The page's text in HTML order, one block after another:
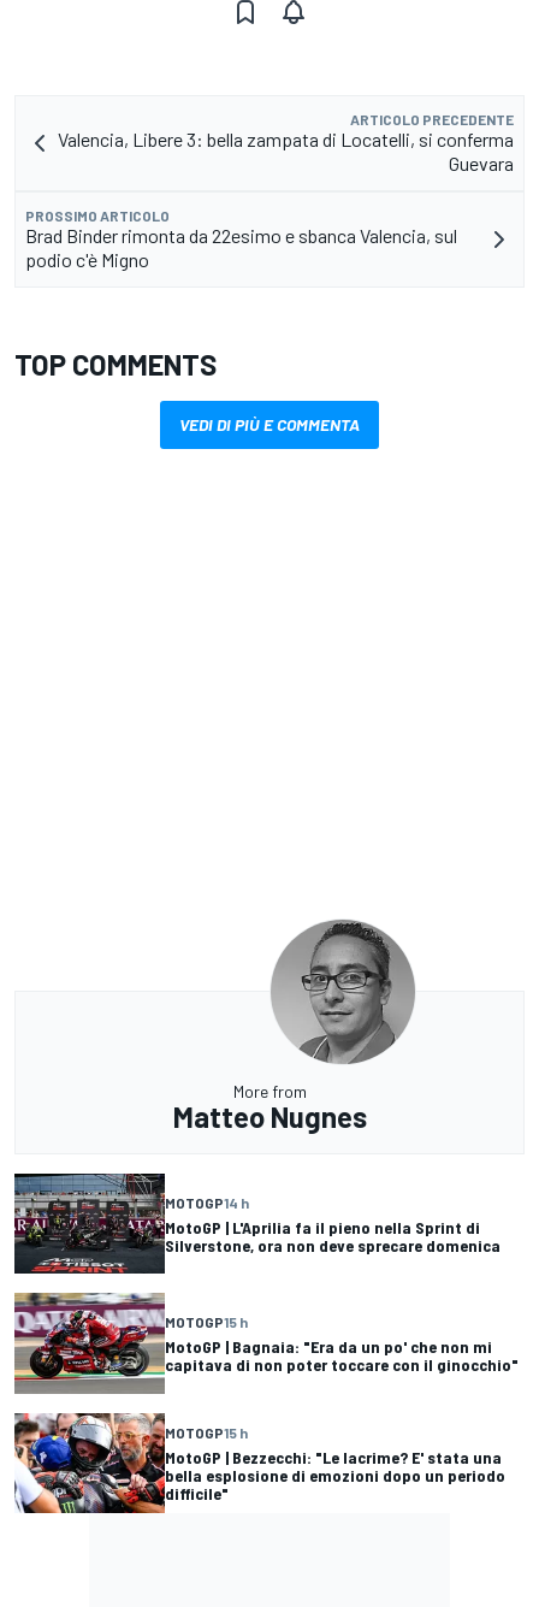
ARTICOLO PRECEDENTE
Valencia, Libere 3: bella zampata di Locatelli, si conferma
Guevara
PROSSIMO ARTICOLO
Brad Binder rimonta da 22esimo e sbanca Valencia, sul
podio c'è Migno
TOP COMMENTS
VEDI DI PIÙ E COMMENTA
More from
Matteo Nugnes
MOTOGP14 h
MotoGP | L'Aprilia fa il pieno nella Sprint di
Silverstone, ora non deve sprecare domenica
MOTOGP15 h
MotoGP | Bagnaia: "Era da un po' che non mi
capitava di non poter toccare con il ginocchio"
MOTOGP15 h
MotoGP | Bezzecchi: "Le lacrime? E' stata una
bella esplosione di emozioni dopo un periodo
difficile"